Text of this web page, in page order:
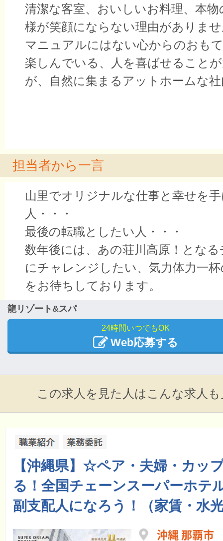
清潔な客室、おいしいお料理、本物
様が笑顔にならない理由がありま
マニュアルにはない心からのおも
楽しんでいる、人を喜ばせること
が、自然に集まるアットホームな
担当者から一言
山里でオリジナルな仕事と幸せを
人・・・
最後の転職としたい人・・・
数年後には、あの荘川高原！とな
にチャレンジしたい、気力体力一
をお待ちしております。
龍リゾート&スパ
24時間いつでもOK
Web応募する
この求人を見た人はこんな求人
【沖縄県】☆ペア・夫婦・カッ
る！全国チェーンスーパーホテ
副支配人になろう！（家賃・水
沖縄 那覇市